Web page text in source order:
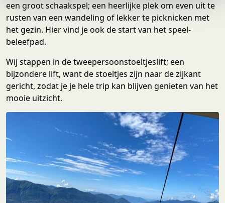
e
een groot schaakspel; een heerlijke plek om even uit te
rusten van een wandeling of lekker te picknicken met
het gezin. Hier vind je ook de start van het speel-
beleefpad.
Wij stappen in de tweepersoonstoeltjeslift; een
bijzondere lift, want de stoeltjes zijn naar de zijkant
gericht, zodat je je hele trip kan blijven genieten van het
mooie uitzicht.